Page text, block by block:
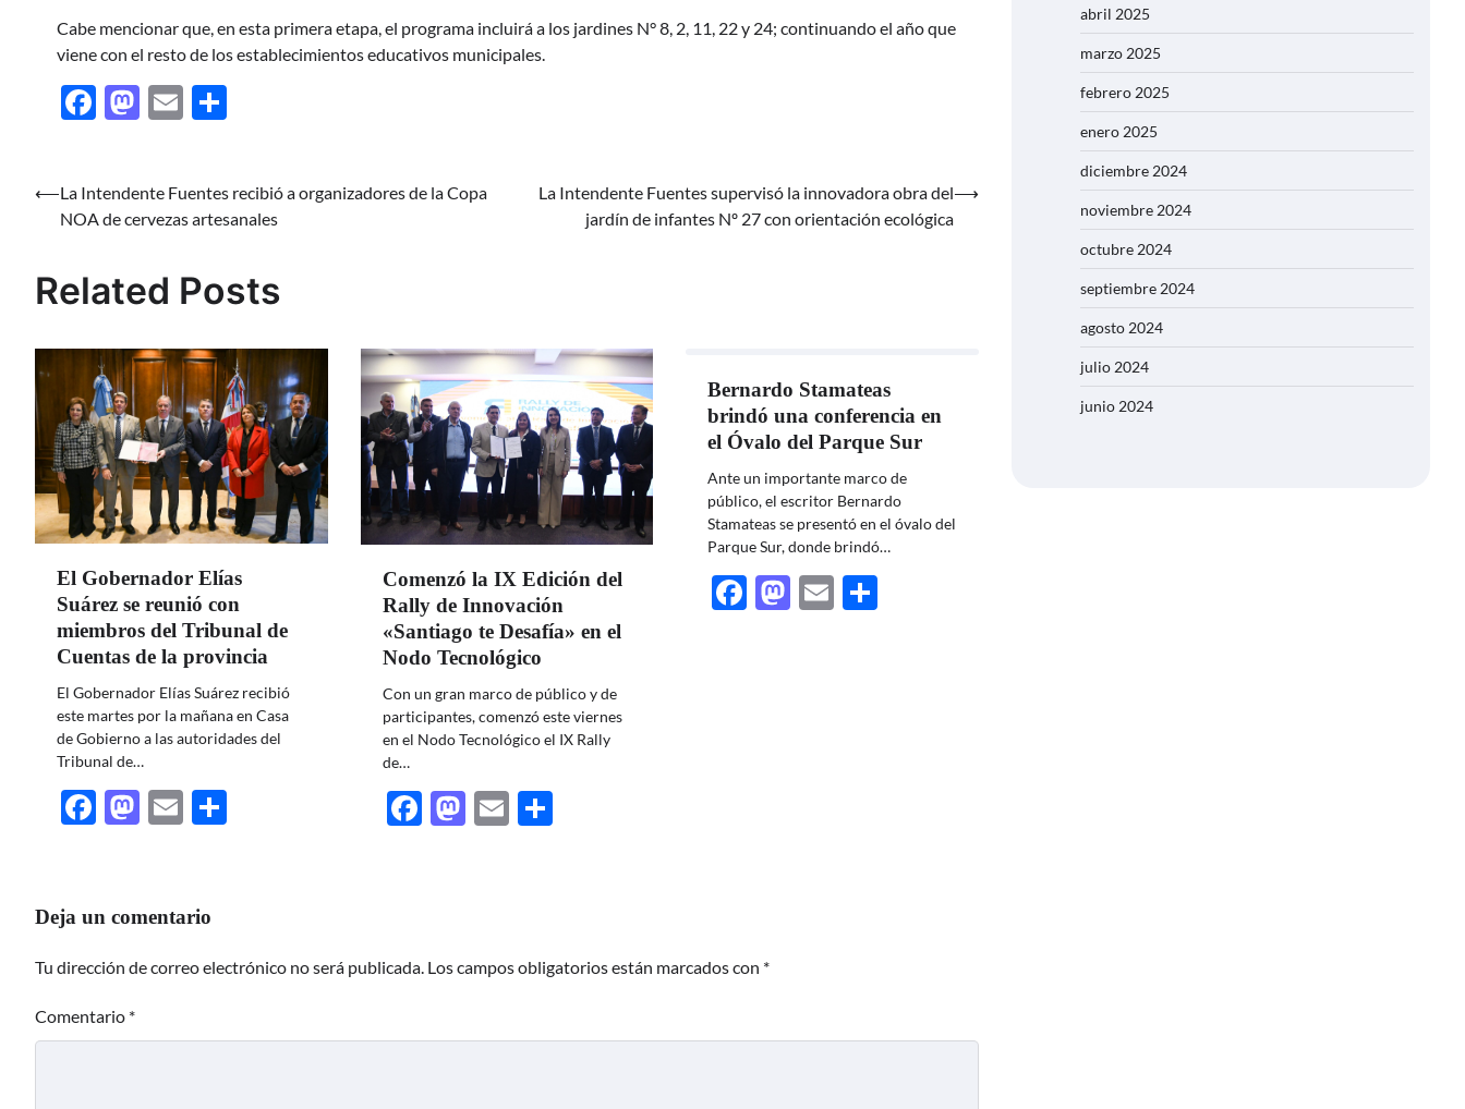
Cabe mencionar que, en esta primera etapa, el programa incluirá a los jardines N° 8, 2, 11, 22 y 24; continuando el año que
viene con el resto de los establecimientos educativos municipales.
Facebook
Mastodon
Email
Navegación
⟵La Intendente Fuentes recibió a organizadores de la Copa
NOA de cervezas artesanales
La Intendente Fuentes supervisó la innovadora obra del
jardín de infantes Nº 27 con orientación ecológica
⟶
Related Posts
El Gobernador Elías
Suárez se reunió con
miembros del Tribunal de
Cuentas de la provincia
El Gobernador Elías Suárez recibió
este martes por la mañana en Casa
de Gobierno a las autoridades del
Tribunal de…
Facebook
Mastodon
Email
Comenzó la IX Edición del
Rally de Innovación
«Santiago te Desafía» en el
Nodo Tecnológico
Con un gran marco de público y de
participantes, comenzó este viernes
en el Nodo Tecnológico el IX Rally
de…
Facebook
Mastodon
EmailShare
Bernardo Stamateas
brindó una conferencia en
el Óvalo del Parque Sur
Ante un importante marco de
público, el escritor Bernardo
Stamateas se presentó en el óvalo del
Parque Sur, donde brindó…
Facebook
Mastodon
Email
Deja un comentario
Tu dirección de correo electrónico no será publicada. Los campos obligatorios están marcados con *
Comentario *
abril 2025
marzo 2025
febrero 2025
enero 2025
diciembre 2024
noviembre 2024
octubre 2024
septiembre 2024
agosto 2024
julio 2024
junio 2024